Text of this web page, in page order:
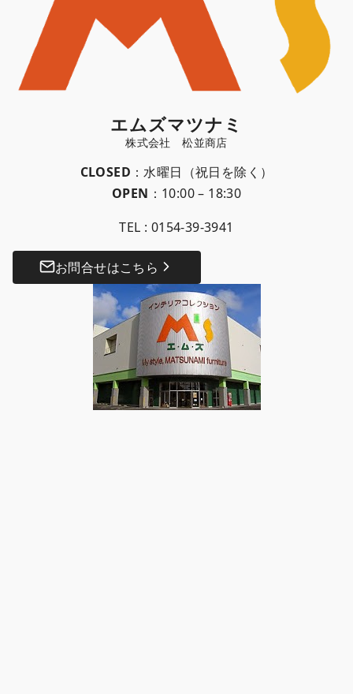
エムズマツナミ
CLOSED ：水曜日（祝日を除く）
OPEN ：10:00 – 18:30
TEL : 0154-39-3941
お問合せはこちら